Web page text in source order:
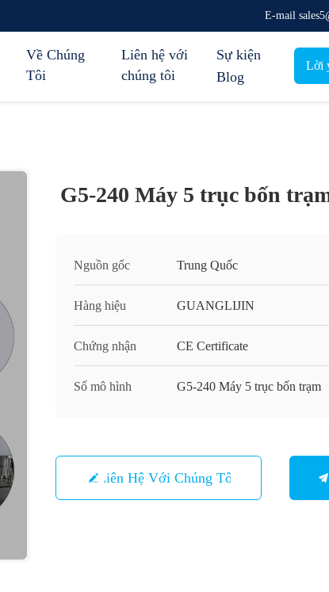
E-mail
Về Chúng
Tôi
Liên hệ với
chúng tôi
Sự kiện
Blog
Lời
G5-240 Máy 5 trục bốn
Nguồn gốc Trung Quốc
Hàng hiệu GUANGLIJIN
Chứng nhận CE Certificate
Số mô hình G5-240 Máy 5 trục bốn trạm
Liên Hệ Với Chúng Tôi